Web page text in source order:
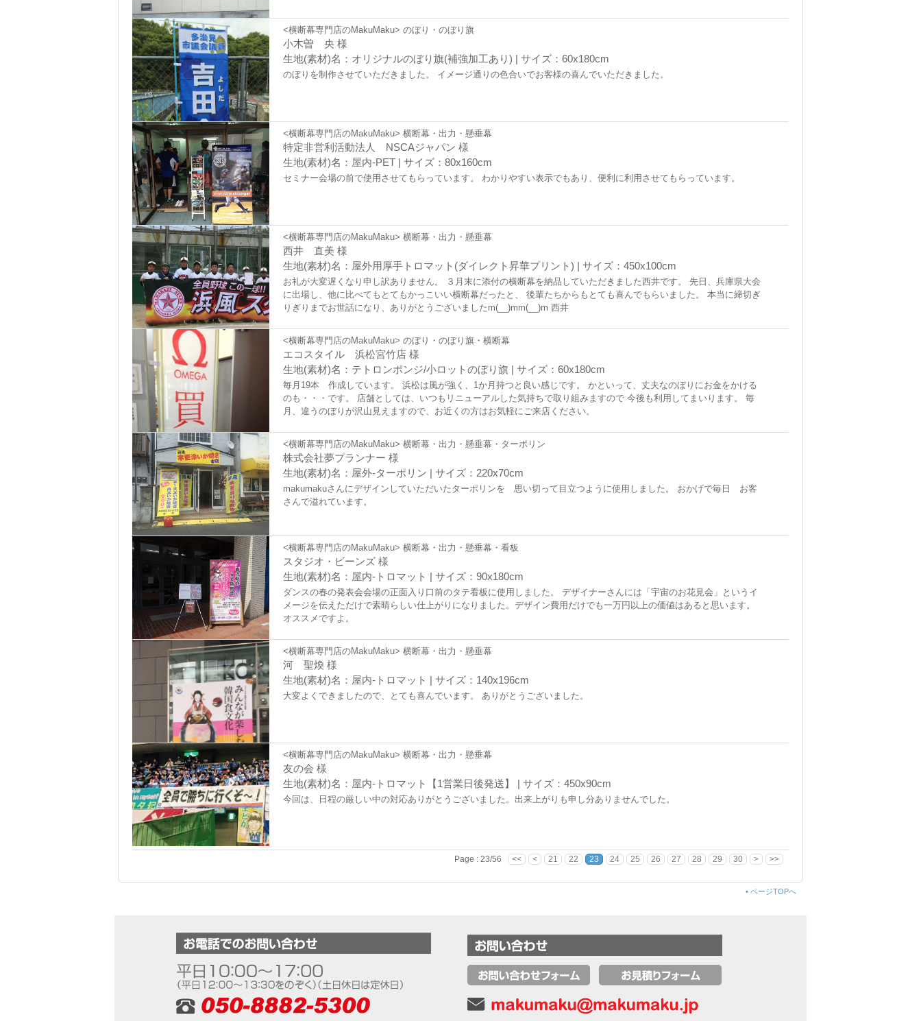
<横断幕専門店のMakuMaku> のぼり・のぼり旗
小木曽 央 様
生地(素材)名：オリジナルのぼり旗(補強加工あり) | サイズ：60x180cm
のぼりを制作させていただきました。 イメージ通りの色合いでお客様の喜んでいただきました。
<横断幕専門店のMakuMaku> 横断幕・出力・懸垂幕
特定非営利活動法人 NSCAジャパン 様
生地(素材)名：屋内-PET | サイズ：80x160cm
セミナー会場の前で使用させてもらっています。 わかりやすい表示でもあり、便利に利用させてもらっています。
<横断幕専門店のMakuMaku> 横断幕・出力・懸垂幕
西井 直美 様
生地(素材)名：屋外用厚手トロマット(ダイレクト昇華プリント) | サイズ：450x100cm
お礼が大変遅くなり申し訳ありません。 ３月末に添付の横断幕を納品していただきました西井です。 先日、兵庫県大会
に出場し、他に比べてもとてもかっこいい横断幕だったと、 後輩たちからもとても喜んでもらいました。 本当に締切ぎ
りぎりまでお世話になり、ありがとうございましたm(__)mm(__)m 西井
<横断幕専門店のMakuMaku> のぼり・のぼり旗・横断幕
エコスタイル 浜松宮竹店 様
生地(素材)名：テトロンポンジ/小ロットのぼり旗 | サイズ：60x180cm
毎月19本 作成しています。 浜松は風が強く、1か月持つと良い感じです。 かといって、丈夫なのぼりにお金をかける
のも・・・です。 店舗としては、いつもリニューアルした気持ちで取り組みますので 今後も利用してまいります。 毎
月、違うのぼりが沢山見えますので、お近くの方はお気軽にご来店ください。
<横断幕専門店のMakuMaku> 横断幕・出力・懸垂幕・ターポリン
株式会社夢プランナー 様
生地(素材)名：屋外-ターポリン | サイズ：220x70cm
makumakuさんにデザインしていただいたターポリンを 思い切って目立つように使用しました。 おかげで毎日 お客
さんで溢れています。
<横断幕専門店のMakuMaku> 横断幕・出力・懸垂幕・看板
スタジオ・ビーンズ 様
生地(素材)名：屋内-トロマット | サイズ：90x180cm
ダンスの春の発表会会場の正面入り口前のタテ看板に使用しました。 デザイナーさんには「宇宙のお花見会」というイ
メージを伝えただけで素晴らしい仕上がりになりました。デザイン費用だけでも一万円以上の価値はあると思います。
オススメですよ。
<横断幕専門店のMakuMaku> 横断幕・出力・懸垂幕
河 聖煥 様
生地(素材)名：屋内-トロマット | サイズ：140x196cm
大変よくできましたので、とても喜んでいます。 ありがとうございました。
<横断幕専門店のMakuMaku> 横断幕・出力・懸垂幕
友の会 様
生地(素材)名：屋内-トロマット【1営業日後発送】 | サイズ：450x90cm
今回は、日程の厳しい中の対応ありがとうございました。出来上がりも申し分ありませんでした。
Page : 23/56 << < 21 22 23 24 25 26 27 28 29 30 > >>
• ページTOPへ